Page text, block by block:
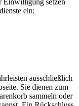
ein:
ausschließlich
Sie dienen zum
sammeln oder